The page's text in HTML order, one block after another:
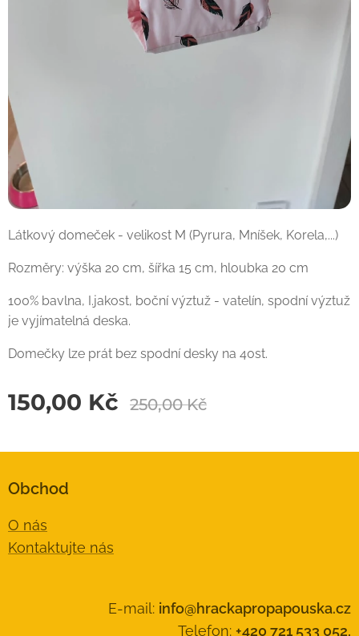
Látkový domeček - velikost M (Pyrura, Mníšek, Korela,...)
Rozměry: výška 20 cm, šířka 15 cm, hloubka 20 cm
100% bavlna, I.jakost, boční výztuž - vatelín, spodní výztuž
je vyjímatelná deska.
Domečky lze prát bez spodní desky na 40st.
150,00 Kč 250,00Kč
Obchod
O nás
Kontaktujte nás
E-mail: info@hrackapropapouska.cz
Telefon: +420 721 533 052,